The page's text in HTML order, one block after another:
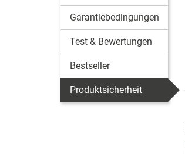
Garantiebedingungen
Test & Bewertungen
Bestseller
Produktsicherheit